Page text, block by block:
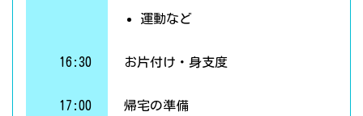
運動など
16:30 お片付け・身支度
17:00 帰宅の準備